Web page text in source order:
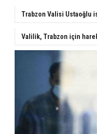
Trabzon Valisi Ustaoğlu
Valilik, Trabzon için